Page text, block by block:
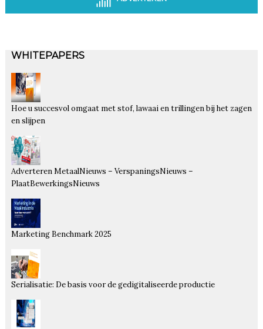
WHITEPAPERS
Hoe u succesvol omgaat met stof, lawaai en trillingen bij het zagen
en slijpen
Adverteren MetaalNieuws – VerspaningsNieuws –
PlaatBewerkingsNieuws
Marketing Benchmark 2025
Serialisatie: De basis voor de gedigitaliseerde productie